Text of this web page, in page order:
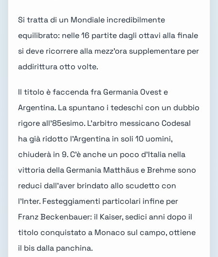
Si tratta di un Mondiale incredibilmente
equilibrato: nelle 16 partite dagli ottavi alla finale
si deve ricorrere alla mezz'ora supplementare per
addirittura otto volte.
Il titolo è faccenda fra Germania Ovest e
Argentina. La spuntano i tedeschi con un dubbio
rigore all'85esimo. L'arbitro messicano Codesal
ha già ridotto l'Argentina in soli 10 uomini,
chiuderà in 9. C'è anche un poco d'Italia nella
vittoria della Germania Matthäus e Brehme sono
reduci dall'aver brindato allo scudetto con
l'Inter. Festeggiamenti particolari infine per
Franz Beckenbauer: il Kaiser, sedici anni dopo il
titolo conquistato a Monaco sul campo, ottiene
il bis dalla panchina.